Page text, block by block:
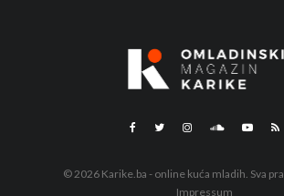
© 2026 Karike.ba - online kuća mladih. Sva
Impressum